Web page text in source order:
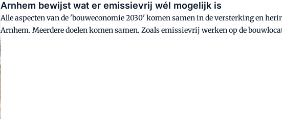
Arnhem bewijst wat er emissievrij wél mogelijk is
Alle aspecten van de 'bouweconomie 2030' komen samen in de versterking en
Arnhem. Meerdere doelen komen samen. Zoals emissievrij werken op de